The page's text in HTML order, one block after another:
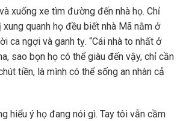
xuống xe tìm đường đến nhà họ. Chỉ
quanh họ đều biết nhà Mã nằm ở
ca ngợi và ganh tỵ. “Cái nhà to nhất ở
sao bọn họ có thể giàu đến vậy, chỉ cần
tiền, là mình có thể sống an nhàn cả
hiểu ý họ đang nói gì. Tay tôi vẫn cầm